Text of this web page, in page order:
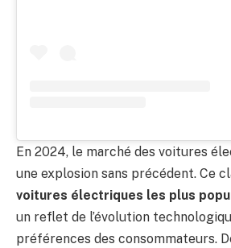
En 2024, le marché des voitures
une explosion sans précédent. Ce
voitures électriques les plus
un reflet de l’évolution
préférences des consommateurs.